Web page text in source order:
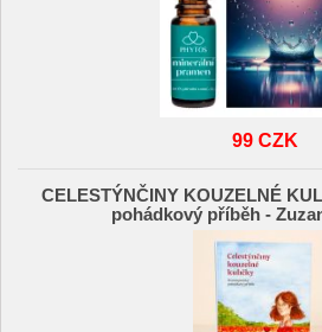
99 CZK
CELESTÝNČINY KOUZELNÉ
pohádkový příběh -